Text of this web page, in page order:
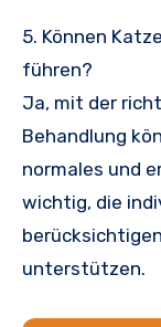
5. Können
führen?
Ja, mit der
Behandlung
normales und
wichtig, die
unterstützen.